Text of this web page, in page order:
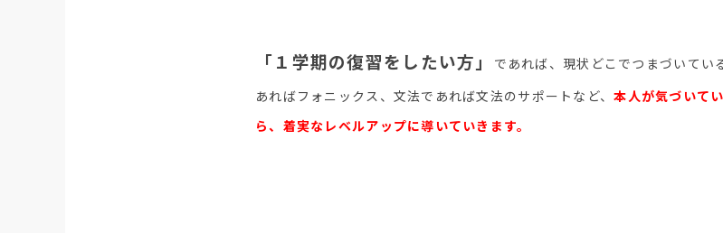
「１学期の復習をしたい方」
であれば、現状どこでつまづいてい
あればフォニックス、文法であれば文法のサポートなど、本人が気づいて
ら、着実なレベルアップに導いていきます。